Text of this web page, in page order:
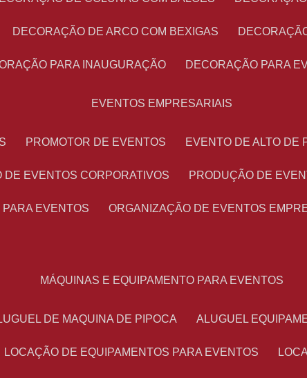
DECORAÇÃO DE ARCO COM BEXIGAS
PARA INAUGURAÇÃO DECORAÇÃO PARA
EVENTOS EMPRESARIAIS
PROMOTOR DE EVENTOS EVENTO DE ALTO DE
DE EVENTOS CORPORATIVOS PRODUÇÃO DE
PARA EVENTOS ORGANIZAÇÃO DE EVENTOS
MÁQUINAS E EQUIPAMENTO PARA EVENTOS
DE MAQUINA DE PIPOCA ALUGUEL
LOCAÇÃO DE EQUIPAMENTOS PARA EVENTOS